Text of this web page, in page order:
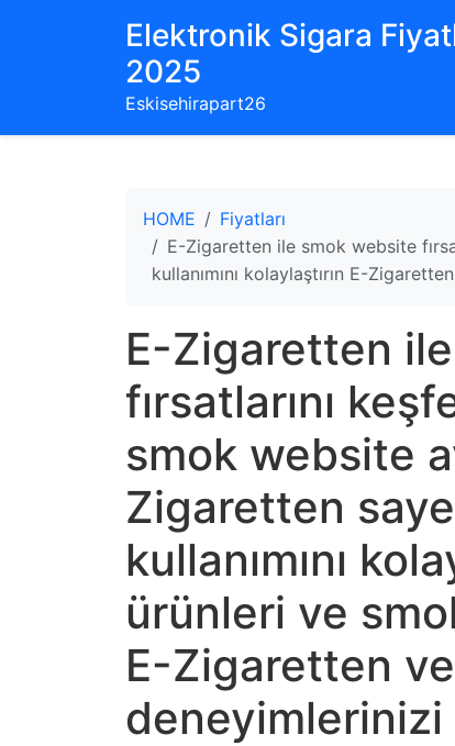
Elektronik Sigara
2025
Eskisehirapart26
HOME
Fiyatları
E-Zigaretten ile smok website
kullanımını kolaylaştırın E-
E-Zigaretten
fırsatlarını
smok website
Zigaretten
kullanımını
ürünleri ve
E-Zigaretten